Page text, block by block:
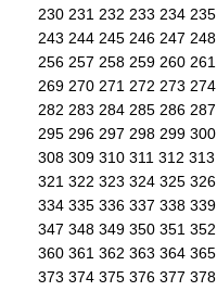
230 231 232 233 234 235
243 244 245 246 247 248
256 257 258 259 260 261
269 270 271 272 273 274
282 283 284 285 286 287
295 296 297 298 299 300
308 309 310 311 312 313
321 322 323 324 325 326
334 335 336 337 338 339
347 348 349 350 351 352
360 361 362 363 364 365
373 374 375 376 377 378